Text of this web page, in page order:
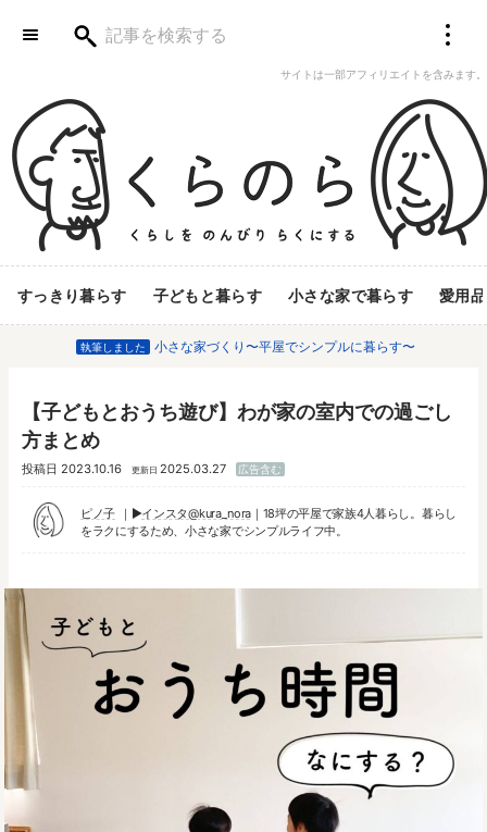
サイトは一部アフィリエイトを含みます。
すっきり暮らす 子どもと暮らす 小さな家で暮らす 愛用品
執筆しました 小さな家づくり〜平屋でシンプルに暮らす〜
【子どもとおうち遊び】わが家の室内での過ごし
方まとめ
投稿日 2023.10.16 更新日 2025.03.27 広告含む
ピノ子 ▶︎インスタ@kura_nora｜18坪の平屋で家族4人暮らし。暮らし
をラクにするため、小さな家でシンプルライフ中。